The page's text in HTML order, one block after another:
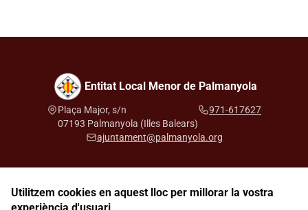
Entitat Local Menor de Palmanyola
Plaça Major, s/n
07193 Palmanyola (Illes Balears)
971-617627
ajuntament@palmanyola.org
Segueix-nos a les xarxes socials
Utilitzem cookies en aquest lloc per millorar la vostra